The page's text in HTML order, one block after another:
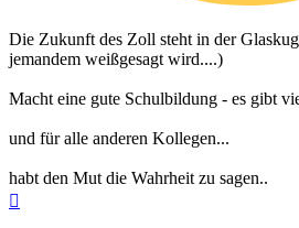
Die Zukunft des Zoll steht in der
jemandem weißgesagt wird....)
Macht eine gute Schulbildung - es gibt
und für alle anderen Kollegen...
habt den Mut die Wahrheit zu sagen..